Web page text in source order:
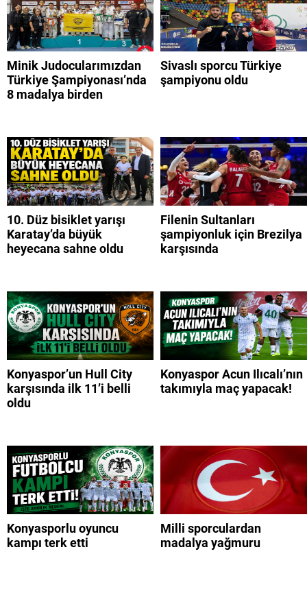
Minik Judocularımızdan
Türkiye Şampiyonası’nda
8 madalya birden
Sivaslı sporcu Türkiye
şampiyonu oldu
10. Düz bisiklet yarışı
Karatay’da büyük
heyecana sahne oldu
Filenin Sultanları
şampiyonluk için Brezilya
karşısında
Konyaspor’un Hull City
karşısında ilk 11’i belli
oldu
Konyaspor Acun Ilıcalı’nın
takımıyla maç yapacak!
Konyasporlu oyuncu
kampı terk etti
Milli sporculardan
madalya yağmuru